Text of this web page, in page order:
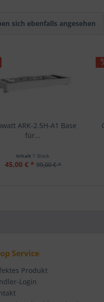
sich ebenfalls angesehen
ARK-2.5H-A1 Base
für...
Inhalt 1 Stück
45,00 € * 99,00 € *
Service
Produkt
Login